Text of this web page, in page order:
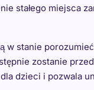
stałego miejsca
w stanie
zostanie
dzieci i pozwala